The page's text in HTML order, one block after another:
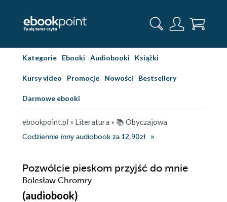
Kategorie Ebooki Audiobooki Książki
Kursy video Promocje Nowości Bestsellery
Darmowe ebooki
ebookpoint.pl » Literatura » 📚 Obyczajowa
Codziennie inny audiobook za 12,90zł
Pozwólcie pieskom przyjść do mnie
Bolesław Chromry
(audiobook)